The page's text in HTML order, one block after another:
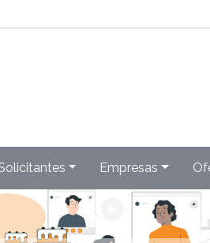
Empresas